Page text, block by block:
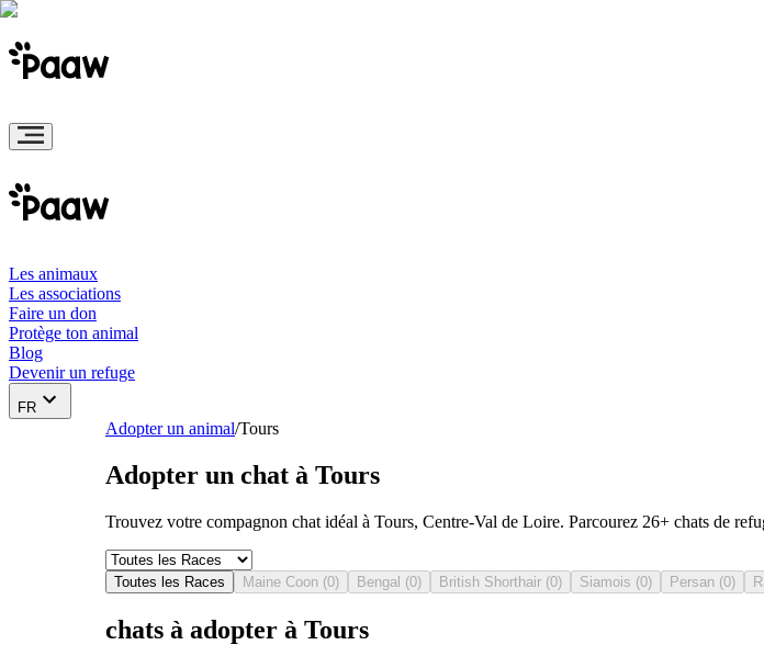
Les animaux
Les associations
Faire un don
Protège ton animal
Blog
Devenir un refuge
FR
Adopter un animal/Tours
Adopter un chat à Tours
Trouvez votre compagnon chat idéal à Tours, Centre-Val de Loire. Parcourez 26+ chats de
Toutes les Races Maine Coon (0) Bengal (0) British Shorthair (0) Siamois (0) Persan (0)
chats à adopter à Tours